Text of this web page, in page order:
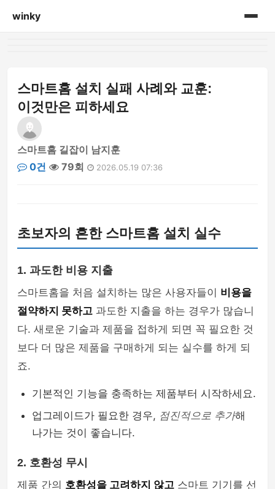
winky
스마트홈 설치 실패 사례와 교훈:
이것만은 피하세요
스마트홈 길잡이 남지훈
0건
79회 2026.05.19 07:36
초보자의 흔한 스마트홈 설치 실수
1. 과도한 비용 지출
스마트홈을 처음 설치하는 많은 사용자들이 비용을
절약하지 못하고 과도한 지출을 하는 경우가 많습니
다. 새로운 기술과 제품을 접하게 되면 꼭 필요한 것
보다 더 많은 제품을 구매하게 되는 실수를 하게 되
죠.
기본적인 기능을 충족하는 제품부터 시작하세요.
업그레이드가 필요한 경우, 점진적으로 추가해
나가는 것이 좋습니다.
2. 호환성 무시
제품 간의 호환성을 고려하지 않고 스마트 기기를 선